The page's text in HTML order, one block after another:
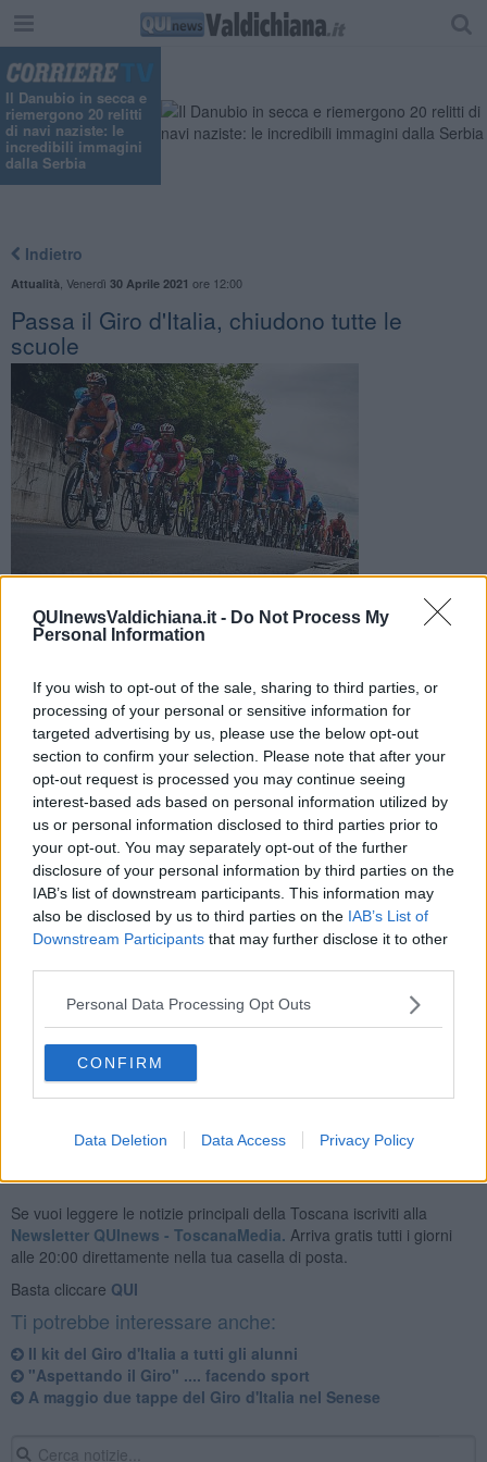
QUInewsValdichiana.it - Do Not Process My
Personal Information
If you wish to opt-out of the sale, sharing to third parties, or
processing of your personal or sensitive information for
targeted advertising by us, please use the below opt-out
section to confirm your selection. Please note that after your
opt-out request is processed you may continue seeing
interest-based ads based on personal information utilized by
us or personal information disclosed to third parties prior to
your opt-out. You may separately opt-out of the further
disclosure of your personal information by third parties on the
IAB’s list of downstream participants. This information may
also be disclosed by us to third parties on the IAB’s List of
Downstream Participants that may further disclose it to other
Personal Data Processing Opt Outs
CONFIRM
Data Deletion Data Access Privacy Policy
Il Danubio in secca e
riemergono 20 relitti
di navi naziste: le
incredibili immagini
dalla Serbia
Indietro
Attualità Venerdì 30 Aprile 2021 ore 12:00
Passa il Giro d'Italia, chiudono tutte le
scuole
Nel capoluogo attività sospese sia martedì 18 che il giorno
dopo, mentre nella frazione di Torrenieri solamente il
MONTALCINO —L’Amministrazione comunale informa lefamiglie,
gli studenti e il personale scolastico che, in occasione dell’arrivo
dell’11esima tappa del Giro d’Italia,la Brunello di Montalcino
Wine Stage in programma per mercoledì 19 maggio, si rende
necessaria lachiusura di tutti i plessi scolastici del capoluogo
di ogni ordine e grado, per i giorni martedì 18 e mercoledì 19
maggio.
della frazione di Torrenieri.
Se vuoi leggere le notizie principali della Toscana iscriviti alla
Newsletter QUInews - ToscanaMedia. Arriva gratis tutti i giorni
alle 20:00 direttamente nella tua casella di posta.
Basta cliccare QUI
Ti potrebbe interessare anche:
Il kit del Giro d'Italia a tutti gli alunni
"Aspettando il Giro" .... facendo sport
A maggio due tappe del Giro d'Italia nel Senese